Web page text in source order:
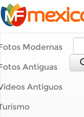
Modernas
Antiguas
Antiguos